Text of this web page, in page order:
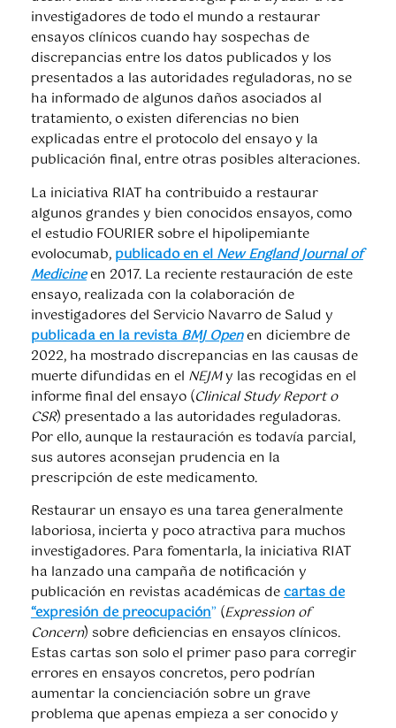
investigadores de todo el mundo a restaurar
ensayos clínicos cuando hay sospechas de
discrepancias entre los datos publicados y los
presentados a las autoridades reguladoras, no se
ha informado de algunos daños asociados al
tratamiento, o existen diferencias no bien
explicadas entre el protocolo del ensayo y la
publicación final, entre otras posibles alteraciones.
La iniciativa RIAT ha contribuido a restaurar
algunos grandes y bien conocidos ensayos, como
el estudio FOURIER sobre el hipolipemiante
evolocumab,publicado en elNew England Journal of
Medicineen 2017. La reciente restauración de este
ensayo, realizada con la colaboración de
investigadores del Servicio Navarro de Salud y
publicada en la revistaBMJ Openen diciembre de
2022, ha mostrado discrepancias en las causas de
muerte difundidas en el NEJMy las recogidas en el
informe final del ensayo (Clinical Study Report o
CSR) presentado a las autoridades reguladoras.
Por ello, aunque la restauración es todavía parcial,
sus autores aconsejan prudencia en la
prescripción de este medicamento.
Restaurar un ensayo es una tarea generalmente
laboriosa, incierta y poco atractiva para muchos
investigadores. Para fomentarla, la iniciativa RIAT
ha lanzado una campaña de notificación y
publicación en revistas académicas decartas de
“expresión de preocupación” (Expression of
Concern) sobre deficiencias en ensayos clínicos.
Estas cartas son solo el primer paso para corregir
errores en ensayos concretos, pero podrían
aumentar la concienciación sobre un grave
problema que apenas empieza a ser conocido y